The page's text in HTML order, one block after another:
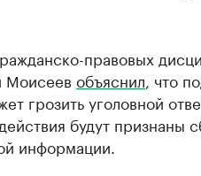
правовых
Моисеев объяснил , что
грозить уголовной
будут признаны
информации.